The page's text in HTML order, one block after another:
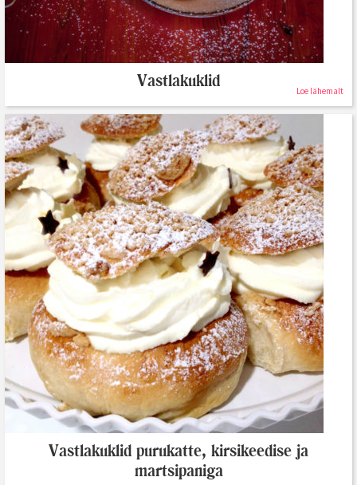
Vastlakuklid
Loe lähemalt
Vastlakuklid purukatte, kirsikeedise ja
martsipaniga